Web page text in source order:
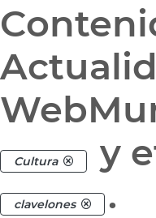
Cultura y
clavelones .